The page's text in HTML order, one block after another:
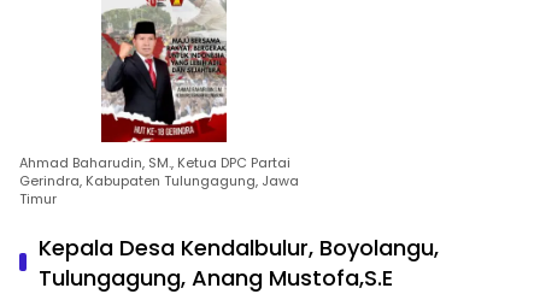
Ahmad Baharudin, SM., Ketua DPC Partai
Gerindra, Kabupaten Tulungagung, Jawa
Timur
Kepala Desa Kendalbulur, Boyolangu,
Tulungagung, Anang Mustofa,S.E